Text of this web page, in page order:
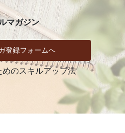
マガジン
登録フォームへ
のスキルアップ法